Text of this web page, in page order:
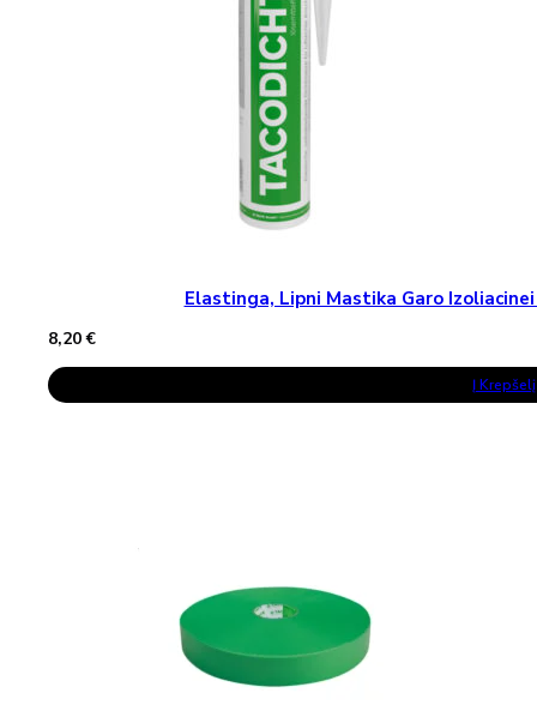
Elastinga, Lipni Mastika Garo Izoliacinei
8,20€
Į Krepšelį